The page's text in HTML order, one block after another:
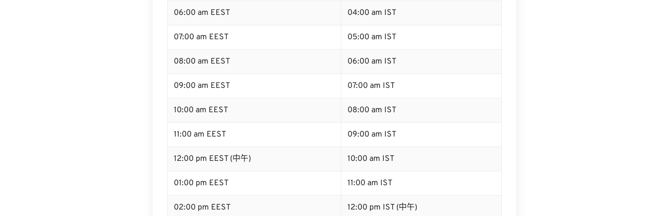
06:00 am EEST 04:00 am IST
07:00 am EEST 05:00 am IST
08:00 am EEST 06:00 am IST
09:00 am EEST 07:00 am IST
10:00 am EEST 08:00 am IST
11:00 am EEST 09:00 am IST
12:00 pm EEST (中午) 10:00 am IST
01:00 pm EEST 11:00 am IST
02:00 pm EEST 12:00 pm IST (中午)